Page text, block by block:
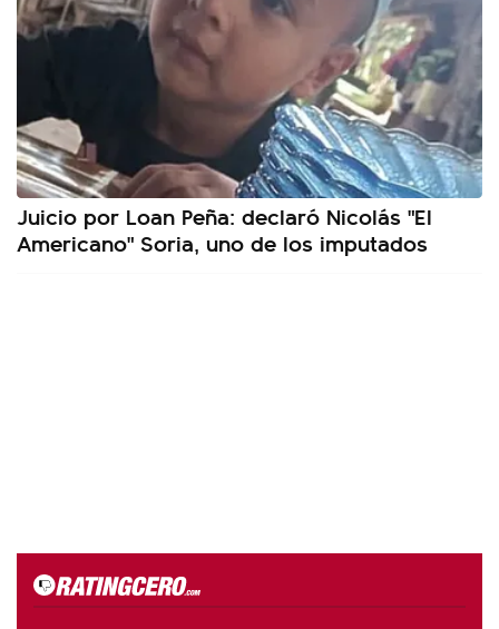
Juicio por Loan Peña: declaró Nicolás "El
Americano" Soria, uno de los imputados